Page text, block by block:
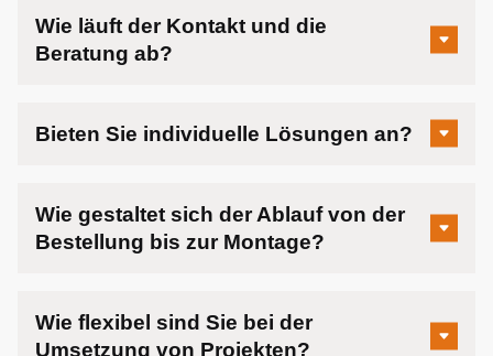
Wie läuft der Kontakt und die
Beratung ab?
Bieten Sie individuelle Lösungen an?
Wie gestaltet sich der Ablauf von der
Bestellung bis zur Montage?
Wie flexibel sind Sie bei der
Umsetzung von Projekten?